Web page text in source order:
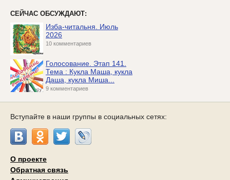
СЕЙЧАС ОБСУЖДАЮТ:
Изба-читальня. Июль
2026
10 комментариев
Голосование. Этап 141.
Тема : Кукла Маша, кукла
Даша, кукла Миша...
9 комментариев
Вступайте в наши группы в социальных сетях:
О проекте
Обратная связь